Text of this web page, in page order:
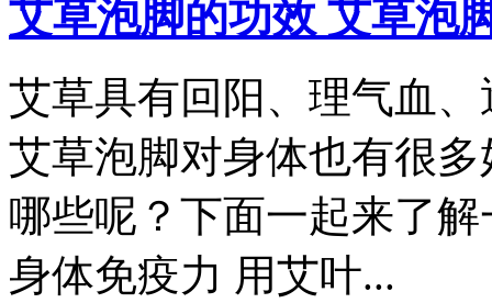
艾草泡脚的功效 艾草泡
艾草具有回阳、理气血
艾草泡脚对身体也有很
哪些呢？下面一起来了
身体免疫力 用艾叶...